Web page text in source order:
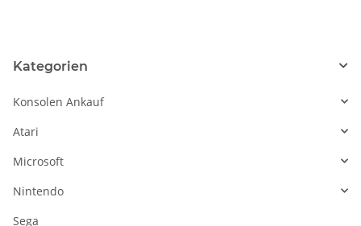
Kategorien
Konsolen Ankauf
Atari
Microsoft
Nintendo
Sega